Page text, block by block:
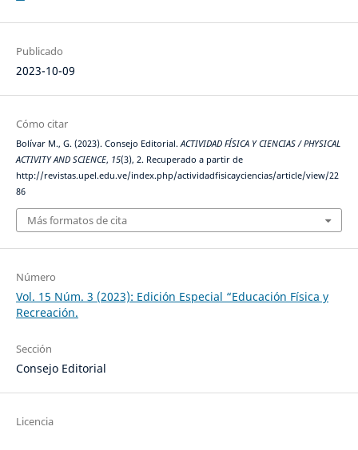
Publicado
2023-10-09
Cómo citar
Bolívar M., G. (2023). Consejo Editorial.ACTIVIDAD FÍSICA Y CIENCIAS / PHYSICAL
ACTIVITY AND SCIENCE, 15(3), 2. Recuperado a partir de
http://revistas.upel.edu.ve/index.php/actividadfisicayciencias/article/view/22
86
Más formatos de cita
Número
Vol. 15 Núm. 3 (2023): Edición Especial “Educación Física y
Recreación.
Sección
Consejo Editorial
Licencia